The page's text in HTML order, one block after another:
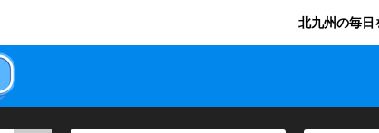
北九州の毎日